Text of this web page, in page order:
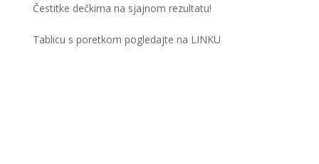
Čestitke dečkima na sjajnom rezultatu!
Tablicu s poretkom pogledajte na LINKU